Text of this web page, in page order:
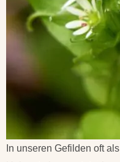
In unseren Gefilden oft als